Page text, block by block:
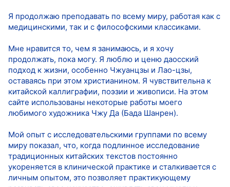
Я продолжаю преподавать по всему миру, работая как с
медицинскими, так и с философскими классиками.
Мне нравится то, чем я занимаюсь, и я хочу
продолжать, пока могу. Я люблю и ценю даосский
подход к жизни, особенно Чжуанцзы и Лао-цзы,
оставаясь при этом христианином. Я чувствительна к
китайской каллиграфии, поэзии и живописи. На этом
сайте использованы некоторые работы моего
любимого художника Чжу Да (Бада Шанрен).
Мой опыт с исследовательскими группами по всему
миру показал, что, когда подлинное исследование
традиционных китайских текстов постоянно
укореняется в клинической практике и сталкивается с
личным опытом, это позволяет практикующему